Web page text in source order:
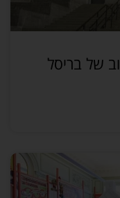
של בריסל